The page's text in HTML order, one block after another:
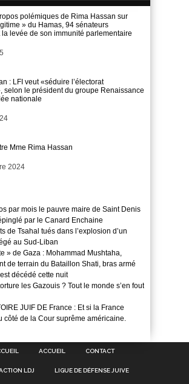
polémiques de Rima Hassan sur
» du Hamas, 94 sénateurs
levée de son immunité parlementaire
: LFI veut «séduire l’électorat
selon le président du groupe Renaissance
nationale
Mme Rima Hassan
2024
par mois le pauvre maire de Saint Denis
par le Canard Enchaine
de Tsahal tués dans l’explosion d’un
au Sud-Liban
» de Gaza : Mohammad Mushtaha,
de terrain du Bataillon Shati, bras armé
décédé cette nuit
les Gazouis ? Tout le monde s’en fout
JUIF DE France : Et si la France
côté de la Cour suprême américaine.
ACCUEIL CONTACT
LDJ LIGUE DE DÉFENSE JUIVE